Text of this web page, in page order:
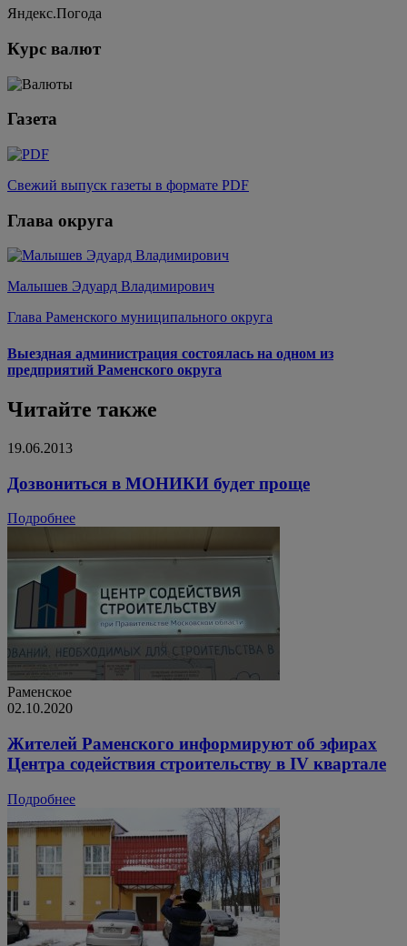
Яндекс.Погода
Курс валют
Газета
Свежий выпуск газеты в формате PDF
Глава округа
Малышев Эдуард Владимирович
Глава Раменского муниципального округа
Выездная администрация состоялась на одном из
предприятий Раменского округа
Читайте также
19.06.2013
Дозвониться в МОНИКИ будет проще
Подробнее
Раменское
02.10.2020
Жителей Раменского информируют об эфирах
Центра содействия строительству в IV квартале
Подробнее